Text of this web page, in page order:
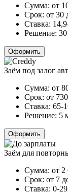
Сумма: от
Срок: от 30
Ставка:
Решение:
Оформить
Заём под залог
Сумма: от
Срок: от
Ставка: 65-
Решение: 5
Оформить
Заём для
Сумма: от 2
Срок: от 7
Ставка: 0-